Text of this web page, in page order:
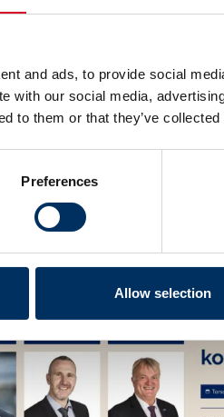
and ads, to provide social
with our social media,
to them or that they’ve
Preferences
Allow selection